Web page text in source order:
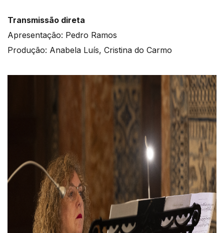
Transmissão direta
Apresentação: Pedro Ramos
Produção: Anabela Luís, Cristina do Carmo